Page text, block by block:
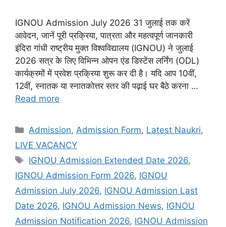
IGNOU Admission July 2026 31 जुलाई तक करें
आवेदन, जानें पूरी प्रक्रिया, पात्रता और महत्वपूर्ण जानकारी
इंदिरा गांधी राष्ट्रीय मुक्त विश्वविद्यालय (IGNOU) ने जुलाई
2026 सत्र के लिए विभिन्न ओपन एंड डिस्टेंस लर्निंग (ODL)
कार्यक्रमों में प्रवेश प्रक्रिया शुरू कर दी है। यदि आप 10वीं,
12वीं, स्नातक या स्नातकोत्तर स्तर की पढ़ाई घर बैठे करना …
Read more
Admission,Admission Form, Latest Naukri,
LIVE VACANCY
IGNOU Admission Extended Date 2026,
IGNOU Admission Form 2026, IGNOU
Admission July 2026, IGNOU Admission Last
Date 2026, IGNOU Admission News, IGNOU
Admission Notification 2026, IGNOU Admission